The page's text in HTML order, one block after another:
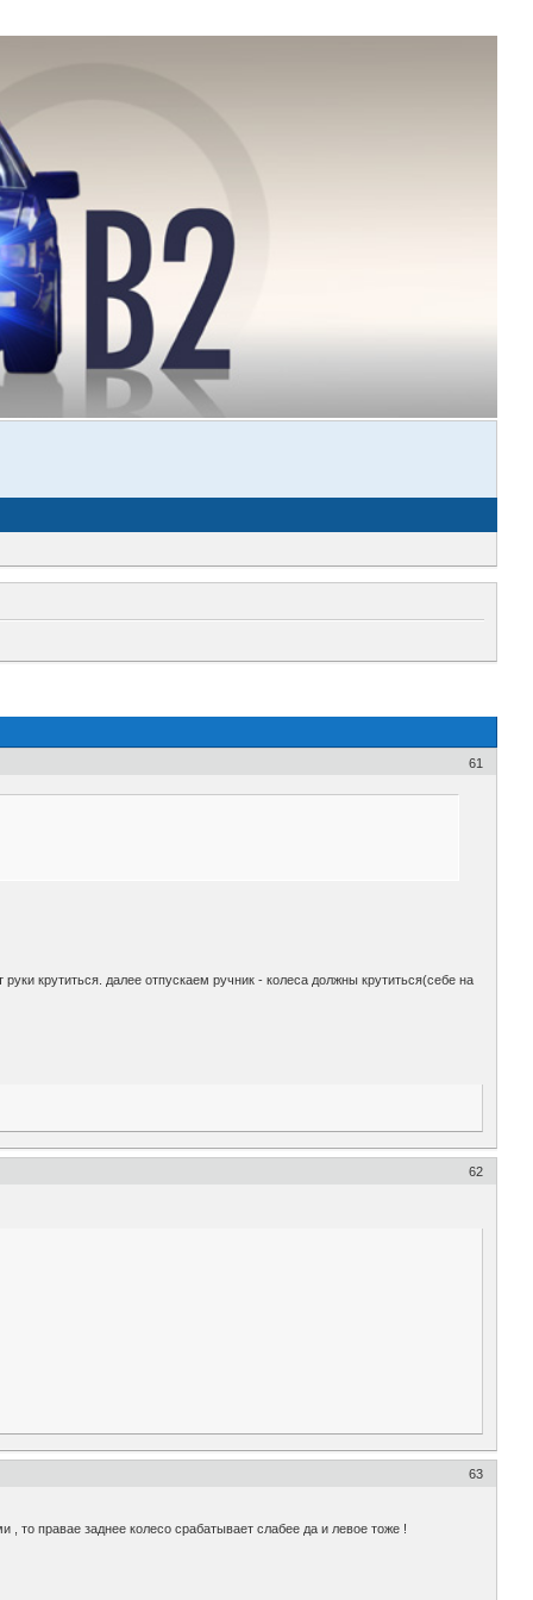
61
крутиться. далее отпускаем ручник - колеса должны крутиться(себе на
62
63
, то правае заднее колесо срабатывает слабее да и левое тоже !